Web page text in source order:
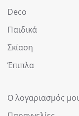
Deco
Παιδικά
Σκίαση
Έπιπλα
Ο λογαριασμός